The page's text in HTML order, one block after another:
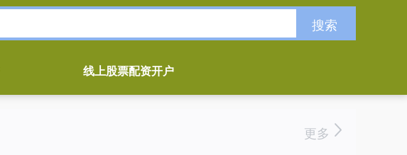
搜索
线上股票配资开户
更多